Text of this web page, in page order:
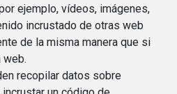
ejemplo, vídeos, imágenes,
incrustado de otras web
de la misma manera que si
web.
recopilar datos sobre